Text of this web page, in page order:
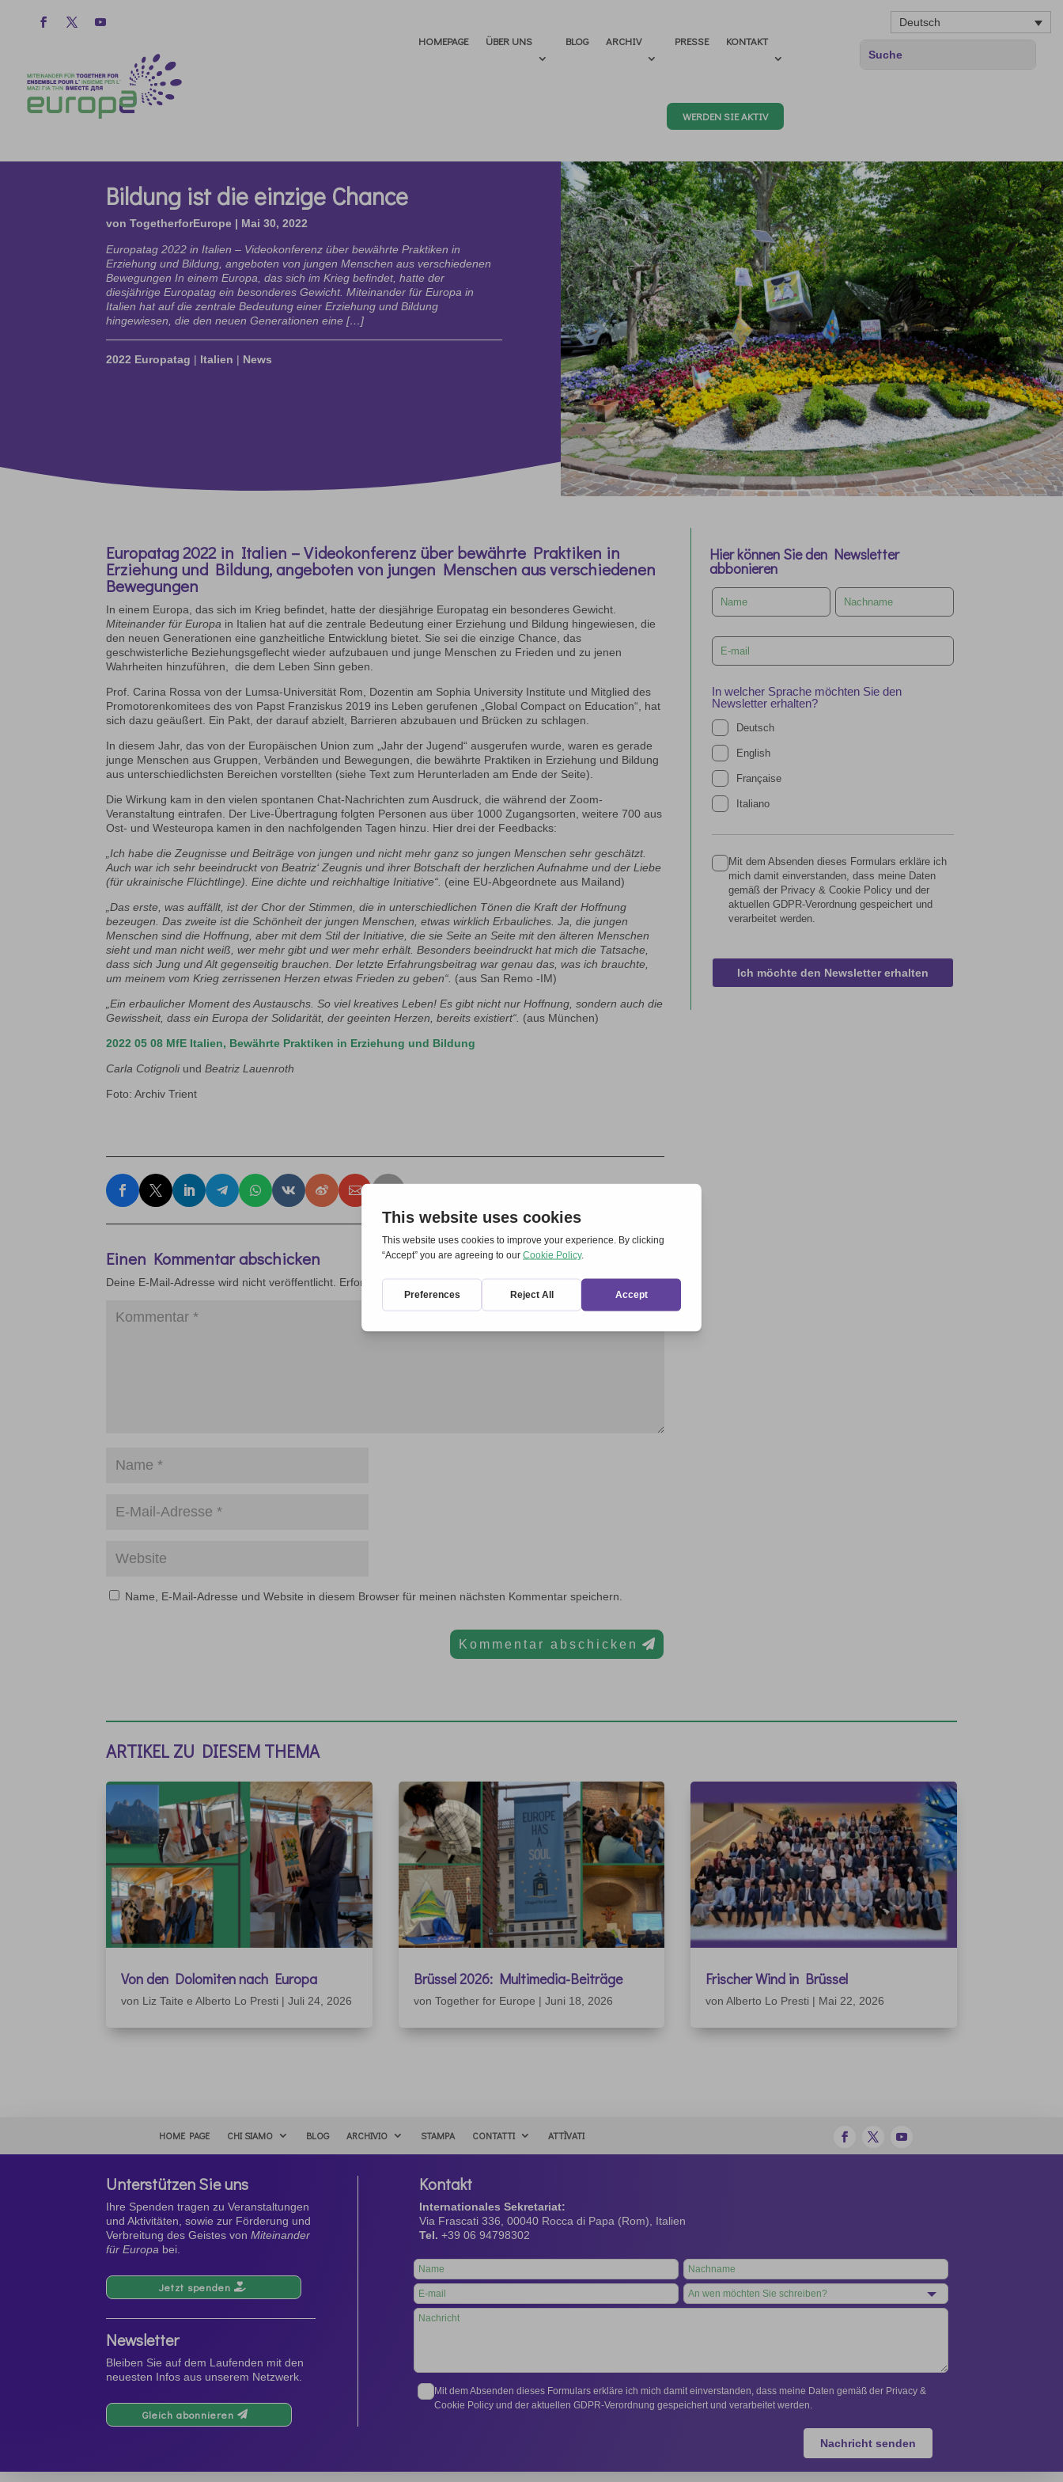
Deutsch
HOMEPAGE ÜBER UNS BLOG ARCHIV PRESSE KONTAKT
WERDEN SIE AKTIV
Bildung ist die einzige Chance
vonTogetherforEurope | Mai 30, 2022
Europatag 2022 in Italien – Videokonferenz über bewährte Praktiken in
Erziehung und Bildung, angeboten von jungen Menschen aus verschiedenen
Bewegungen In einem Europa, das sich im Krieg befindet, hatte der
diesjährige Europatag ein besonderes Gewicht. Miteinander für Europa in
Italien hat auf die zentrale Bedeutung einer Erziehung und Bildung
hingewiesen, die den neuen Generationen eine […]
2022 Europatag | Italien | News
Europatag 2022 in Italien – Videokonferenz über bewährte Praktiken in
Erziehung und Bildung, angeboten von jungen Menschen aus verschiedenen
Bewegungen
In einem Europa, das sich im Krieg befindet, hatte der diesjährige Europatag ein besonderes Gewicht.
Miteinander für Europa in Italien hat auf die zentrale Bedeutung einer Erziehung und Bildung hingewiesen, die
den neuen Generationen eine ganzheitliche Entwicklung bietet. Sie sei die einzige Chance, das
geschwisterliche Beziehungsgeflecht wieder aufzubauen und junge Menschen zu Frieden und zu jenen
Wahrheiten hinzuführen, die dem Leben Sinn geben.
Prof. Carina Rossa von der Lumsa-Universität Rom, Dozentin am Sophia University Institute und Mitglied des
Promotorenkomitees des von Papst Franziskus 2019 ins Leben gerufenen „Global Compact on Education“, hat
sich dazu geäußert. Ein Pakt, der darauf abzielt, Barrieren abzubauen und Brücken zu schlagen.
In diesem Jahr, das von der Europäischen Union zum „Jahr der Jugend“ ausgerufen wurde, waren es gerade
junge Menschen aus Gruppen, Verbänden und Bewegungen, die bewährte Praktiken in Erziehung und Bildung
aus unterschiedlichsten Bereichen vorstellten (siehe Text zum Herunterladen am Ende der Seite).
Die Wirkung kam in den vielen spontanen Chat-Nachrichten zum Ausdruck, die während der Zoom-
Veranstaltung eintrafen. Der Live-Übertragung folgten Personen aus über 1000 Zugangsorten, weitere 700 aus
Ost- und Westeuropa kamen in den nachfolgenden Tagen hinzu. Hier drei der Feedbacks:
„Ich habe die Zeugnisse und Beiträge von jungen und nicht mehr ganz so jungen Menschen sehr geschätzt.
Auch war ich sehr beeindruckt von Beatriz‘ Zeugnis und ihrer Botschaft der herzlichen Aufnahme und der Liebe
(für ukrainische Flüchtlinge). Eine dichte und reichhaltige Initiative“. (eine EU-Abgeordnete aus Mailand)
„Das erste, was auffällt, ist der Chor der Stimmen, die in unterschiedlichen Tönen die Kraft der Hoffnung
bezeugen. Das zweite ist die Schönheit der jungen Menschen, etwas wirklich Erbauliches. Ja, die jungen
Menschen sind die Hoffnung, aber mit dem Stil der Initiative, die sie Seite an Seite mit den älteren Menschen
sieht und man nicht weiß, wer mehr gibt und wer mehr erhält. Besonders beeindruckt hat mich die Tatsache,
dass sich Jung und Alt gegenseitig brauchen. Der letzte Erfahrungsbeitrag war genau das, was ich brauchte,
um meinem vom Krieg zerrissenen Herzen etwas Frieden zu geben“. (aus San Remo -IM)
„Ein erbaulicher Moment des Austauschs. So viel kreatives Leben! Es gibt nicht nur Hoffnung, sondern auch die
Gewissheit, dass ein Europa der Solidarität, der geeinten Herzen, bereits existiert“. (aus München)
2022 05 08 MfE Italien, Bewährte Praktiken in Erziehung und Bildung
Carla Cotignoli undBeatriz Lauenroth
Foto: Archiv Trient
Einen Kommentar abschicken
Deine E-Mail-Adresse wird nicht veröffentlicht. Erforderliche Felder sind mit*
Name, E-Mail-Adresse und Website in diesem Browser für meinen nächsten Kommentar speichern.
Kommentar abschicken
Hier können Sie den Newsletter
abbonieren
Leave
this
field
In welcher Sprache möchten Sie den
Newsletter erhalten?
Deutsch
English
Française
Italiano
Mit dem Absenden dieses Formulars erkläre ich
mich damit einverstanden, dass meine Daten
gemäß der Privacy & Cookie Policy und der
aktuellen GDPR-Verordnung gespeichert und
verarbeitet werden.
Ich möchte den Newsletter erhalten
ARTIKEL ZU DIESEM THEMA
Von den Dolomiten nach Europa
von Liz Taite e Alberto Lo Presti |Juli 24, 2026
Brüssel 2026: Multimedia-Beiträge
von Together for Europe | Juni 18, 2026
Frischer Wind in Brüssel
von Alberto Lo Presti | Mai 22, 2026
HOME PAGE CHI SIAMO BLOG ARCHIVIO STAMPA CONTATTI ATTÌVATI
Unterstützen Sie uns
Ihre Spenden tragen zu Veranstaltungen
und Aktivitäten, sowie zur Förderung und
Verbreitung des Geistes vonMiteinander
für Europa bei.
Jetzt spenden
Newsletter
Bleiben Sie auf dem Laufenden mit den
neuesten Infos aus unserem Netzwerk.
Gleich abonnieren
Kontakt
Internationales Sekretariat:
Via Frascati 336, 00040 Rocca di Papa (Rom), Italien
Tel. +39 06 94798302
Leave
this
field
blank
Mit dem Absenden dieses Formulars erkläre ich mich damit einverstanden, dass meine Daten gemäß der Privacy &
Cookie Policy und der aktuellen GDPR-Verordnung gespeichert und verarbeitet werden.
Nachricht senden